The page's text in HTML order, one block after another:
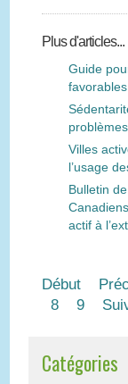
Plus d'articles...
Guide
Villes
l’usage
Bulletin
actif à
Début
8
9
Catégories